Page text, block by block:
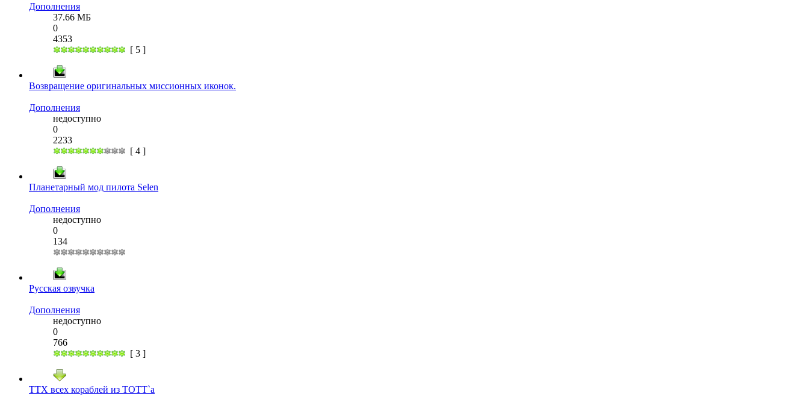
Дополнения
37.66 МБ
0
4353
[ 5 ]
Возвращение оригинальных миссионных иконок.
Дополнения
недоступно
0
2233
[ 4 ]
Планетарный мод пилота Selen
Дополнения
недоступно
0
134
Русская озвучка
Дополнения
недоступно
0
766
[ 3 ]
ТТХ всех кораблей из ТОТТ`а